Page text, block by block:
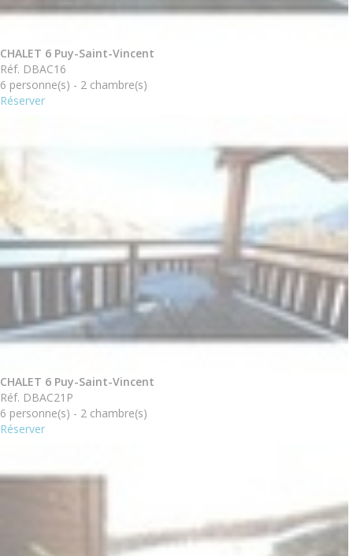
CHALET 6 Puy-Saint-Vincent
Réf. DBAC16
6 personne(s) - 2 chambre(s)
Réserver
CHALET 6 Puy-Saint-Vincent
Réf. DBAC21P
6 personne(s) - 2 chambre(s)
Réserver